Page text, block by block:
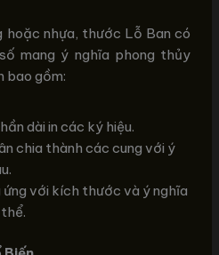
hoặc nhựa, thước Lỗ Ban có
mang ý nghĩa phong thủy
bao gồm:
dài in các ký hiệu.
chia thành các cung với ý
ứng với kích thước và ý nghĩa